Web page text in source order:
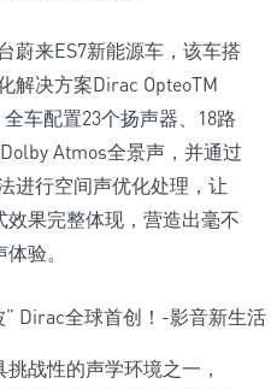
蔚来ES7新能源车，该车搭
解决方案Dirac OpteoTM
车配置23个扬声器、18路
Atmos全景声，并通过
进行空间声优化处理，让
果完整体现，营造出毫不
验。
战性的声学环境之一，